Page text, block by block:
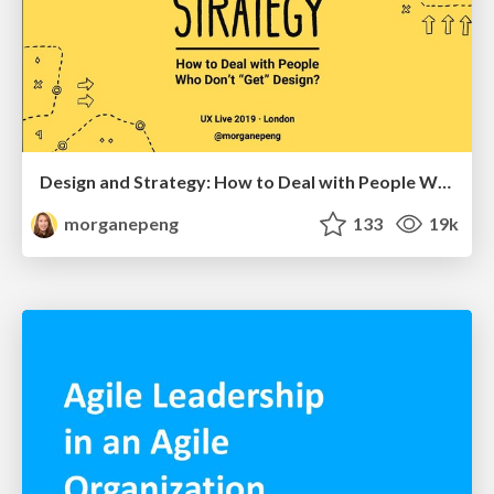
Design and Strategy: How to Deal with People Who Don’t "Get" Design
morganepeng
133 19k